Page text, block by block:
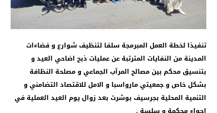
تنفيذا لخطة العمل المبرمجة سلفا لتنظيف شوارع و فضاءات
المدينة من النفايات المترتبة عن عمليات ذبح اضاحي العيد و
بتنسيق محكم بين مصالح المرآب الجماعي و مصلحة النظافة
بشكل خاص و جمعيتي مارواسبا و الامل للاقتصاد التضامني و
التنمية المحلية بجرسيف بوشرت بعد زوال يوم العيد العملية في